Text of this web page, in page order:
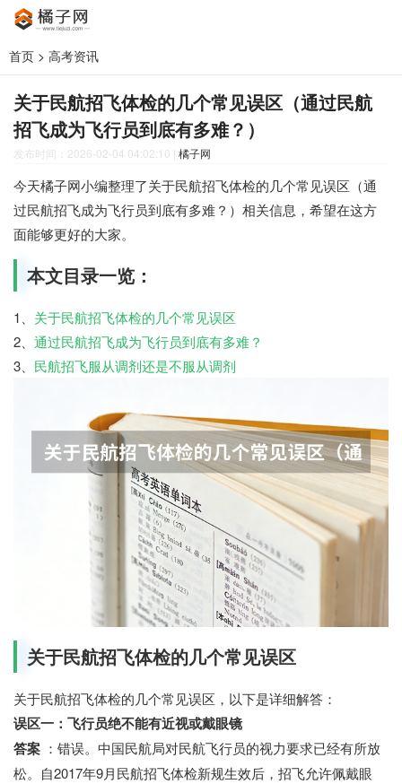
首页 > 高考资讯
关于民航招飞体检的几个常见误区（通过民航
招飞成为飞行员到底有多难？）
发布时间：2026-02-04 04:02:10 | 橘子网
今天橘子网小编整理了关于民航招飞体检的几个常见误区（通
过民航招飞成为飞行员到底有多难？）相关信息，希望在这方
面能够更好的大家。
本文目录一览：
1、 关于民航招飞体检的几个常见误区
2、 通过民航招飞成为飞行员到底有多难？
3、 民航招飞服从调剂还是不服从调剂
关于民航招飞体检的几个常见误区
关于民航招飞体检的几个常见误区，以下是详细解答：
误区一：飞行员绝不能有近视或戴眼镜
答案 ：错误。中国民航局对民航飞行员的视力要求已经有所放
松。自2017年9月民航招飞体检新规生效后，招飞允许佩戴眼